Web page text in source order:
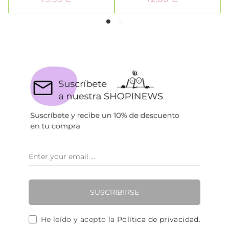
SUSCRIBIRSE
He leído y acepto la Política de privacidad.